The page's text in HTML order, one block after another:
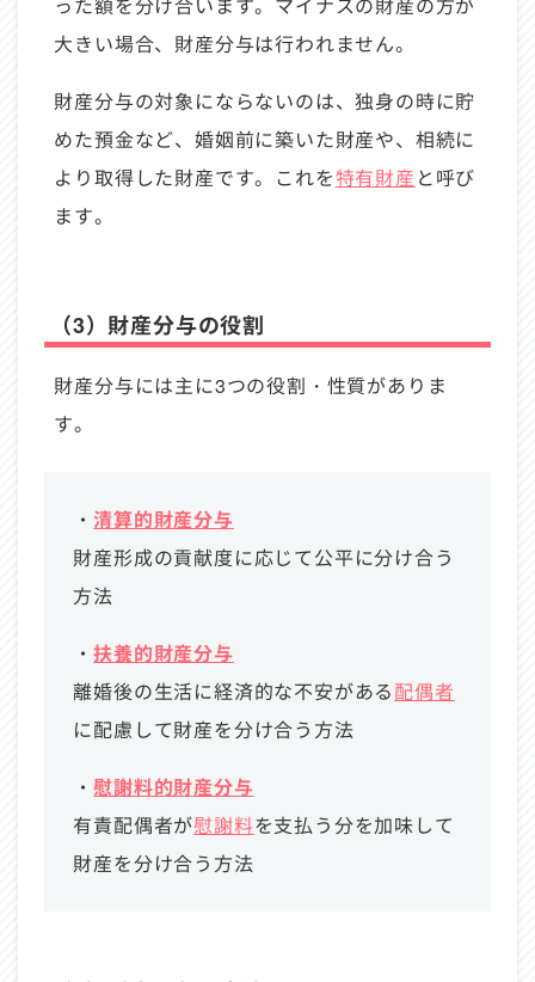
った額を分け合います。マイナスの財産の方が
大きい場合、財産分与は行われません。
財産分与の対象にならないのは、独身の時に貯
めた預金など、婚姻前に築いた財産や、相続に
より取得した財産です。これを特有財産 と呼び
ます。
（3）財産分与の役割
財産分与には主に3つの役割・性質がありま
す。
・清算的財産分与
財産形成の貢献度に応じて公平に分け合う
方法
・扶養的財産分与
離婚後の生活に経済的な不安がある配偶者
に配慮して財産を分け合う方法
・慰謝料的財産分与
有責配偶者が慰謝料を支払う分を加味して
財産を分け合う方法